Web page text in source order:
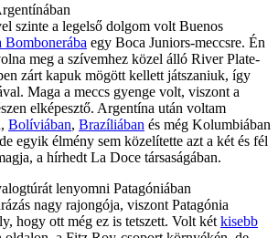
szinte a legelső dolgom volt Buenos
Bombonerába egy Boca Juniors-meccsre. Én
meg a szívemhez közel álló River Plate-
zárt kapuk mögött kellett játszaniuk, így
Maga a meccs gyenge volt, viszont a
elképesztő. Argentína után voltam
Bolíviában, Brazíliában és még Kolumbiában
egyik élmény sem közelítette azt a két és fél
a hírhedt La Doce társaságában.
lenyomni Patagóniában
nagy rajongója, viszont Patagónia
hogy ott még ez is tetszett. Volt két kisebb